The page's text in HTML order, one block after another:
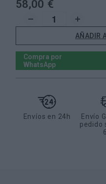
58,00 €
AÑADIR
Compra por
WhatsApp
Envíos en 24h
Envío
pedido